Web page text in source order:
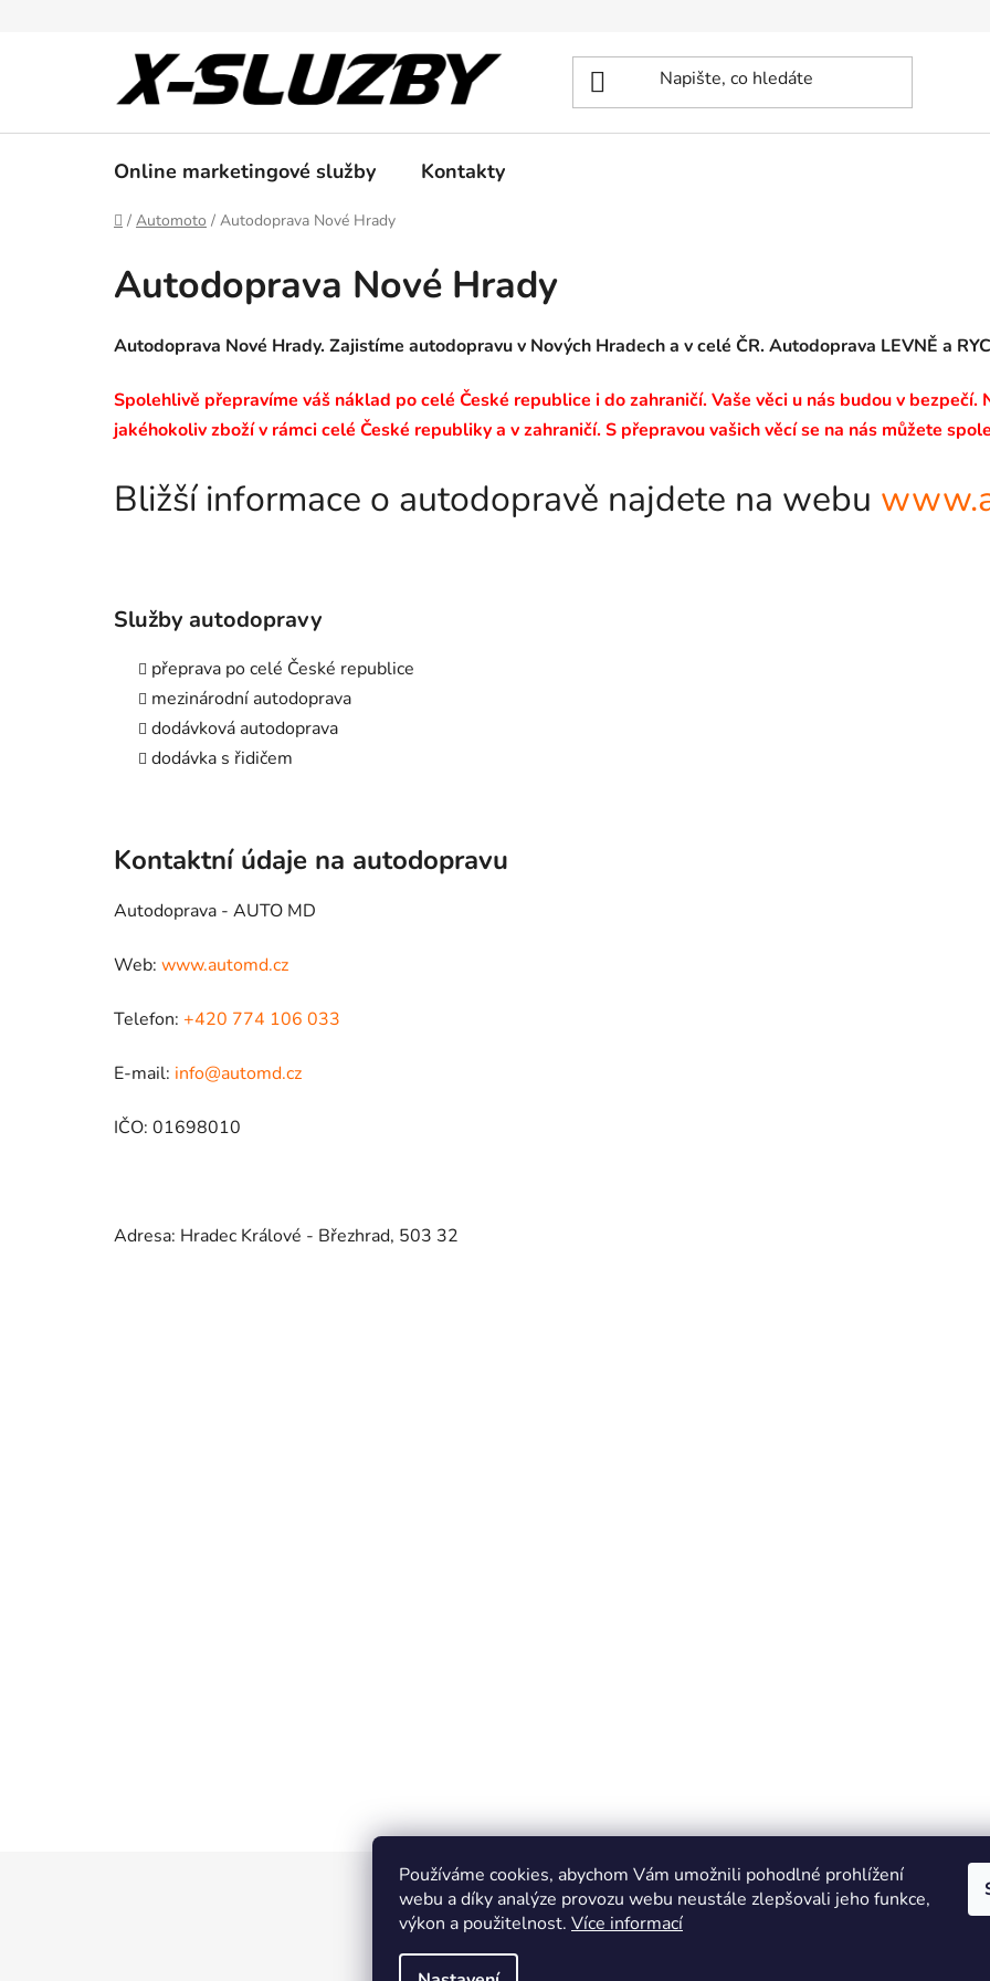
Používáme cookies, abychom Vám umožnili pohodlné prohlížení
webu a díky analýze provozu webu neustále zlepšovali jeho funkce,
výkon a použitelnost. Více informací
Online marketingové služby Kontakty
Domů
/ Automoto / Autodoprava Nové Hrady
Autodoprava Nové Hrady
Autodoprava Nové Hrady. Zajistíme autodopravu v Nových Hradech a v celé ČR. Autodoprava LEVNĚ a
Spolehlivě přepravíme váš náklad po celé České republice i do zahraničí. Vaše věci u nás budou v
jakéhokoliv zboží v rámci celé České republiky a v zahraničí. S přepravou vašich věcí se na nás můžete
Bližší informace o autodopravě najdete na webu
Služby autodopravy
přeprava po celé České republice
mezinárodní autodoprava
dodávková autodoprava
dodávka s řidičem
Kontaktní údaje na autodopravu
Autodoprava - AUTO MD
Web: www.automd.cz
Telefon: +420 774 106 033
E-mail: info@automd.cz
IČO: 01698010
Adresa: Hradec Králové - Březhrad, 503 32
Online marketing zajišťuje společnost X-VISION